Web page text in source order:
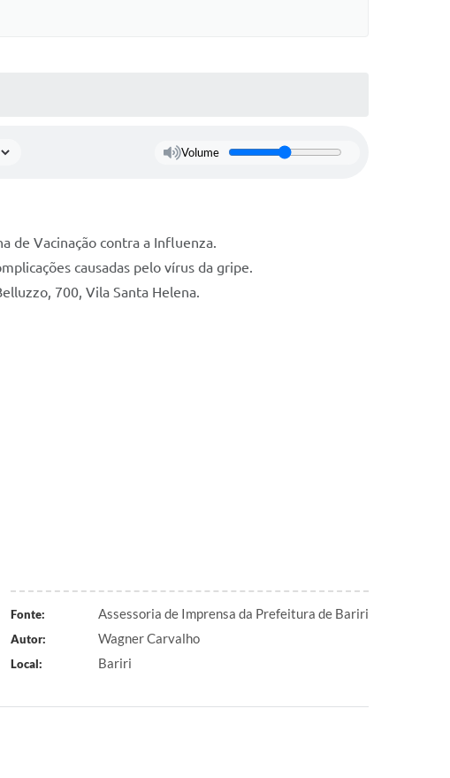
Volume
de Vacinação contra a Influenza.
causadas pelo vírus da gripe.
700, Vila Santa Helena.
Fonte: Assessoria de Imprensa da Prefeitura de Bariri
Autor: Wagner Carvalho
Local: Bariri